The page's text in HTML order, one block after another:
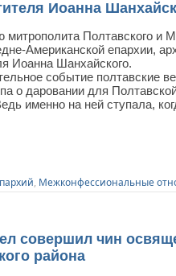
Иоанна
митрополита Полтавского и
Американской епархии,
Иоанна Шанхайского.
событие полтавские
о даровании для
именно на ней ступала,
, Межконфессиональные
совершил чин
района